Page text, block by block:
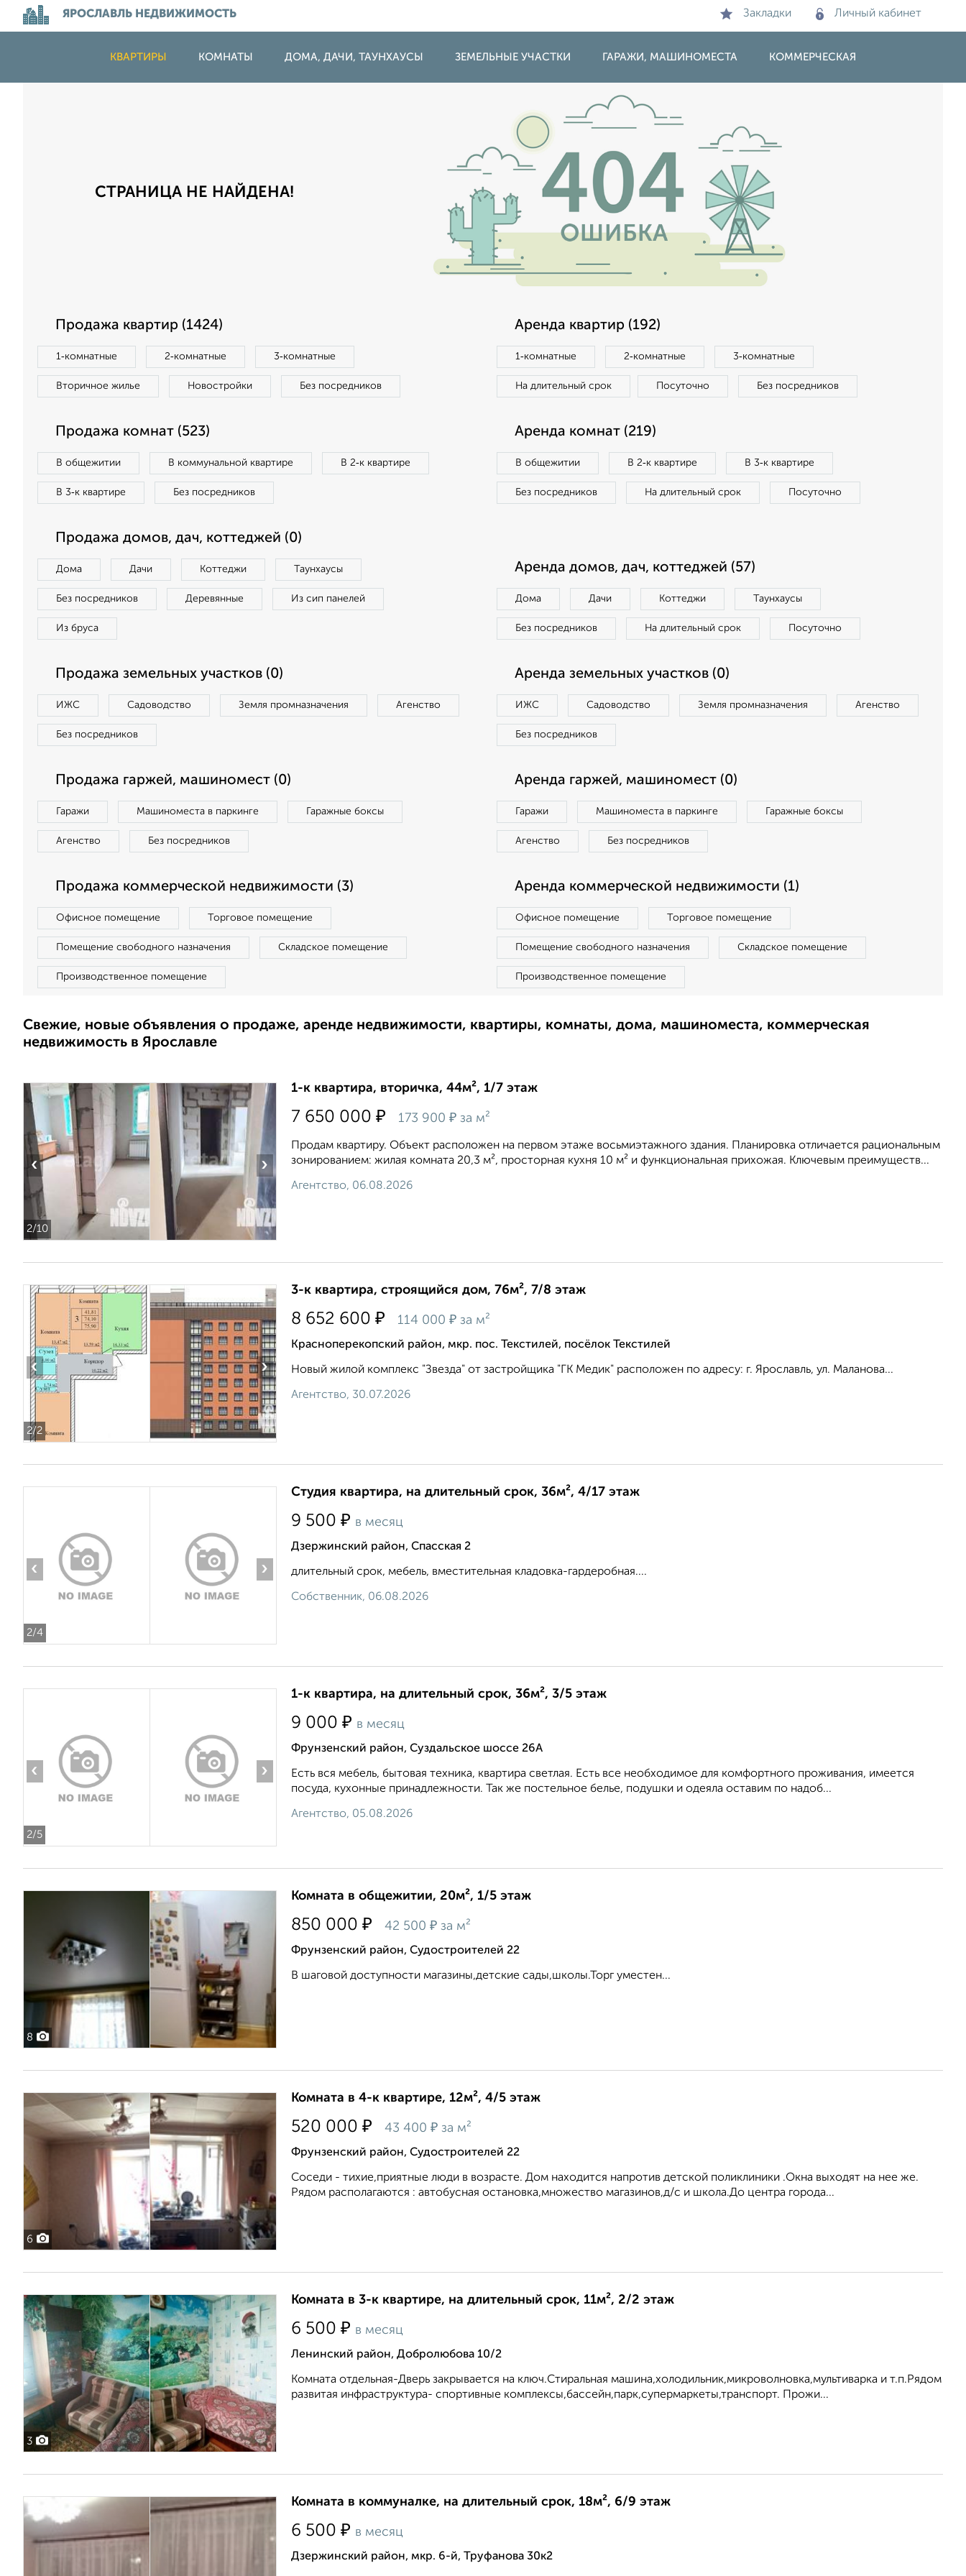
ЯРОСЛАВЛЬ НЕДВИЖИМОСТЬ Закладки Личный кабинет
КВАРТИРЫ КОМНАТЫ ДОМА, ДАЧИ, ТАУНХАУСЫ ЗЕМЕЛЬНЫЕ УЧАСТКИ ГАРАЖИ, МАШИНОМЕСТА КОММЕРЧЕСКАЯ
СТРАНИЦА НЕ НАЙДЕНА!
Продажа квартир (1424)
1‑комнатные 2‑комнатные 3‑комнатные
Вторичное жилье Новостройки Без посредников
Аренда квартир (192)
1‑комнатные 2‑комнатные 3‑комнатные
На длительный срок Посуточно Без посредников
Продажа комнат (523)
В общежитии В коммунальной квартире В 2‑к квартире
В 3‑к квартире Без посредников
Аренда комнат (219)
В общежитии В 2‑к квартире В 3‑к квартире
Без посредников На длительный срок Посуточно
Продажа домов, дач, коттеджей (0)
Дома Дачи Коттеджи Таунхаусы
Без посредников Деревянные Из сип панелей
Из бруса
Аренда домов, дач, коттеджей (57)
Дома Дачи Коттеджи Таунхаусы
Без посредников На длительный срок Посуточно
Продажа земельных участков (0)
ИЖС Садоводство Земля промназначения Агенство
Без посредников
Аренда земельных участков (0)
ИЖС Садоводство Земля промназначения Агенство
Без посредников
Продажа гаржей, машиномест (0)
Гаражи Машиноместа в паркинге Гаражные боксы
Агенство Без посредников
Аренда гаржей, машиномест (0)
Гаражи Машиноместа в паркинге Гаражные боксы
Агенство Без посредников
Продажа коммерческой недвижимости (3)
Офисное помещение Торговое помещение
Помещение свободного назначения Складское помещение
Производственное помещение
Аренда коммерческой недвижимости (1)
Офисное помещение Торговое помещение
Помещение свободного назначения Складское помещение
Производственное помещение
Свежие, новые объявления о продаже, аренде недвижимости, квартиры, комнаты, дома, машиноместа, коммерческая
недвижимость в Ярославле
2/10
‹ ›
1-к квартира, вторичка, 44м², 1/7 этаж
7 650 000 ₽ 173 900 ₽ за м²
Продам квартиру. Объект расположен на первом этаже восьмиэтажного здания. Планировка отличается рациональным
зонированием: жилая комната 20,3 м², просторная кухня 10 м² и функциональная прихожая. Ключевым преимуществ...
Агентство, 06.08.2026
2/2
‹ ›
3-к квартира, строящийся дом, 76м², 7/8 этаж
8 652 600 ₽ 114 000 ₽ за м²
Красноперекопский район, мкр. пос. Текстилей, посёлок Текстилей
Новый жилой комплекс "Звезда" от застройщика "ГК Медик" расположен по адресу: г. Ярославль, ул. Маланова...
Агентство, 30.07.2026
2/4
‹ ›
Студия квартира, на длительный срок, 36м², 4/17 этаж
9 500 ₽ в месяц
Дзержинский район, Спасская 2
длительный срок, мебель, вместительная кладовка-гардеробная....
Собственник, 06.08.2026
2/5
‹ ›
1-к квартира, на длительный срок, 36м², 3/5 этаж
9 000 ₽ в месяц
Фрунзенский район, Суздальское шоссе 26А
Есть вся мебель, бытовая техника, квартира светлая. Есть все необходимое для комфортного проживания, имеется
посуда, кухонные принадлежности. Так же постельное белье, подушки и одеяла оставим по надоб...
Агентство, 05.08.2026
8
Комната в общежитии, 20м², 1/5 этаж
850 000 ₽ 42 500 ₽ за м²
Фрунзенский район, Судостроителей 22
В шаговой доступности магазины,детские сады,школы.Торг уместен...
6
Комната в 4-к квартире, 12м², 4/5 этаж
520 000 ₽ 43 400 ₽ за м²
Фрунзенский район, Судостроителей 22
Соседи - тихие,приятные люди в возрасте. Дом находится напротив детской поликлиники .Окна выходят на нее же.
Рядом располагаются : автобусная остановка,множество магазинов,д/с и школа.До центра города...
3
Комната в 3-к квартире, на длительный срок, 11м², 2/2 этаж
6 500 ₽ в месяц
Ленинский район, Добролюбова 10/2
Комната отдельная-Дверь закрывается на ключ.Стиральная машина,холодильник,микроволновка,мультиварка и т.п.Рядом
развитая инфраструктура- спортивные комплексы,бассейн,парк,супермаркеты,транспорт. Прожи...
Комната в коммуналке, на длительный срок, 18м², 6/9 этаж
6 500 ₽ в месяц
Дзержинский район, мкр. 6-й, Труфанова 30к2